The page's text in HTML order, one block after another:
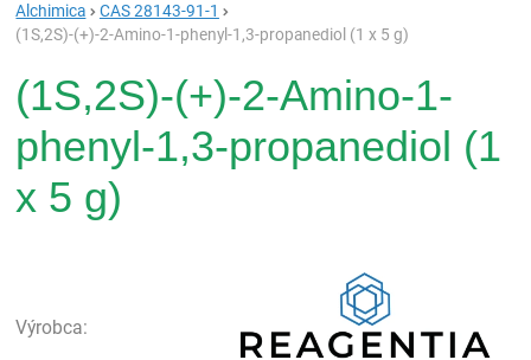
Alchimica
CAS 28143-91-1
(1S,2S)-(+)-2-Amino-1-phenyl-1,3-propanediol (1 x 5 g)
(1S,2S)-(+)-2-Amino-1-
phenyl-1,3-propanediol (1
x 5 g)
Výrobca: